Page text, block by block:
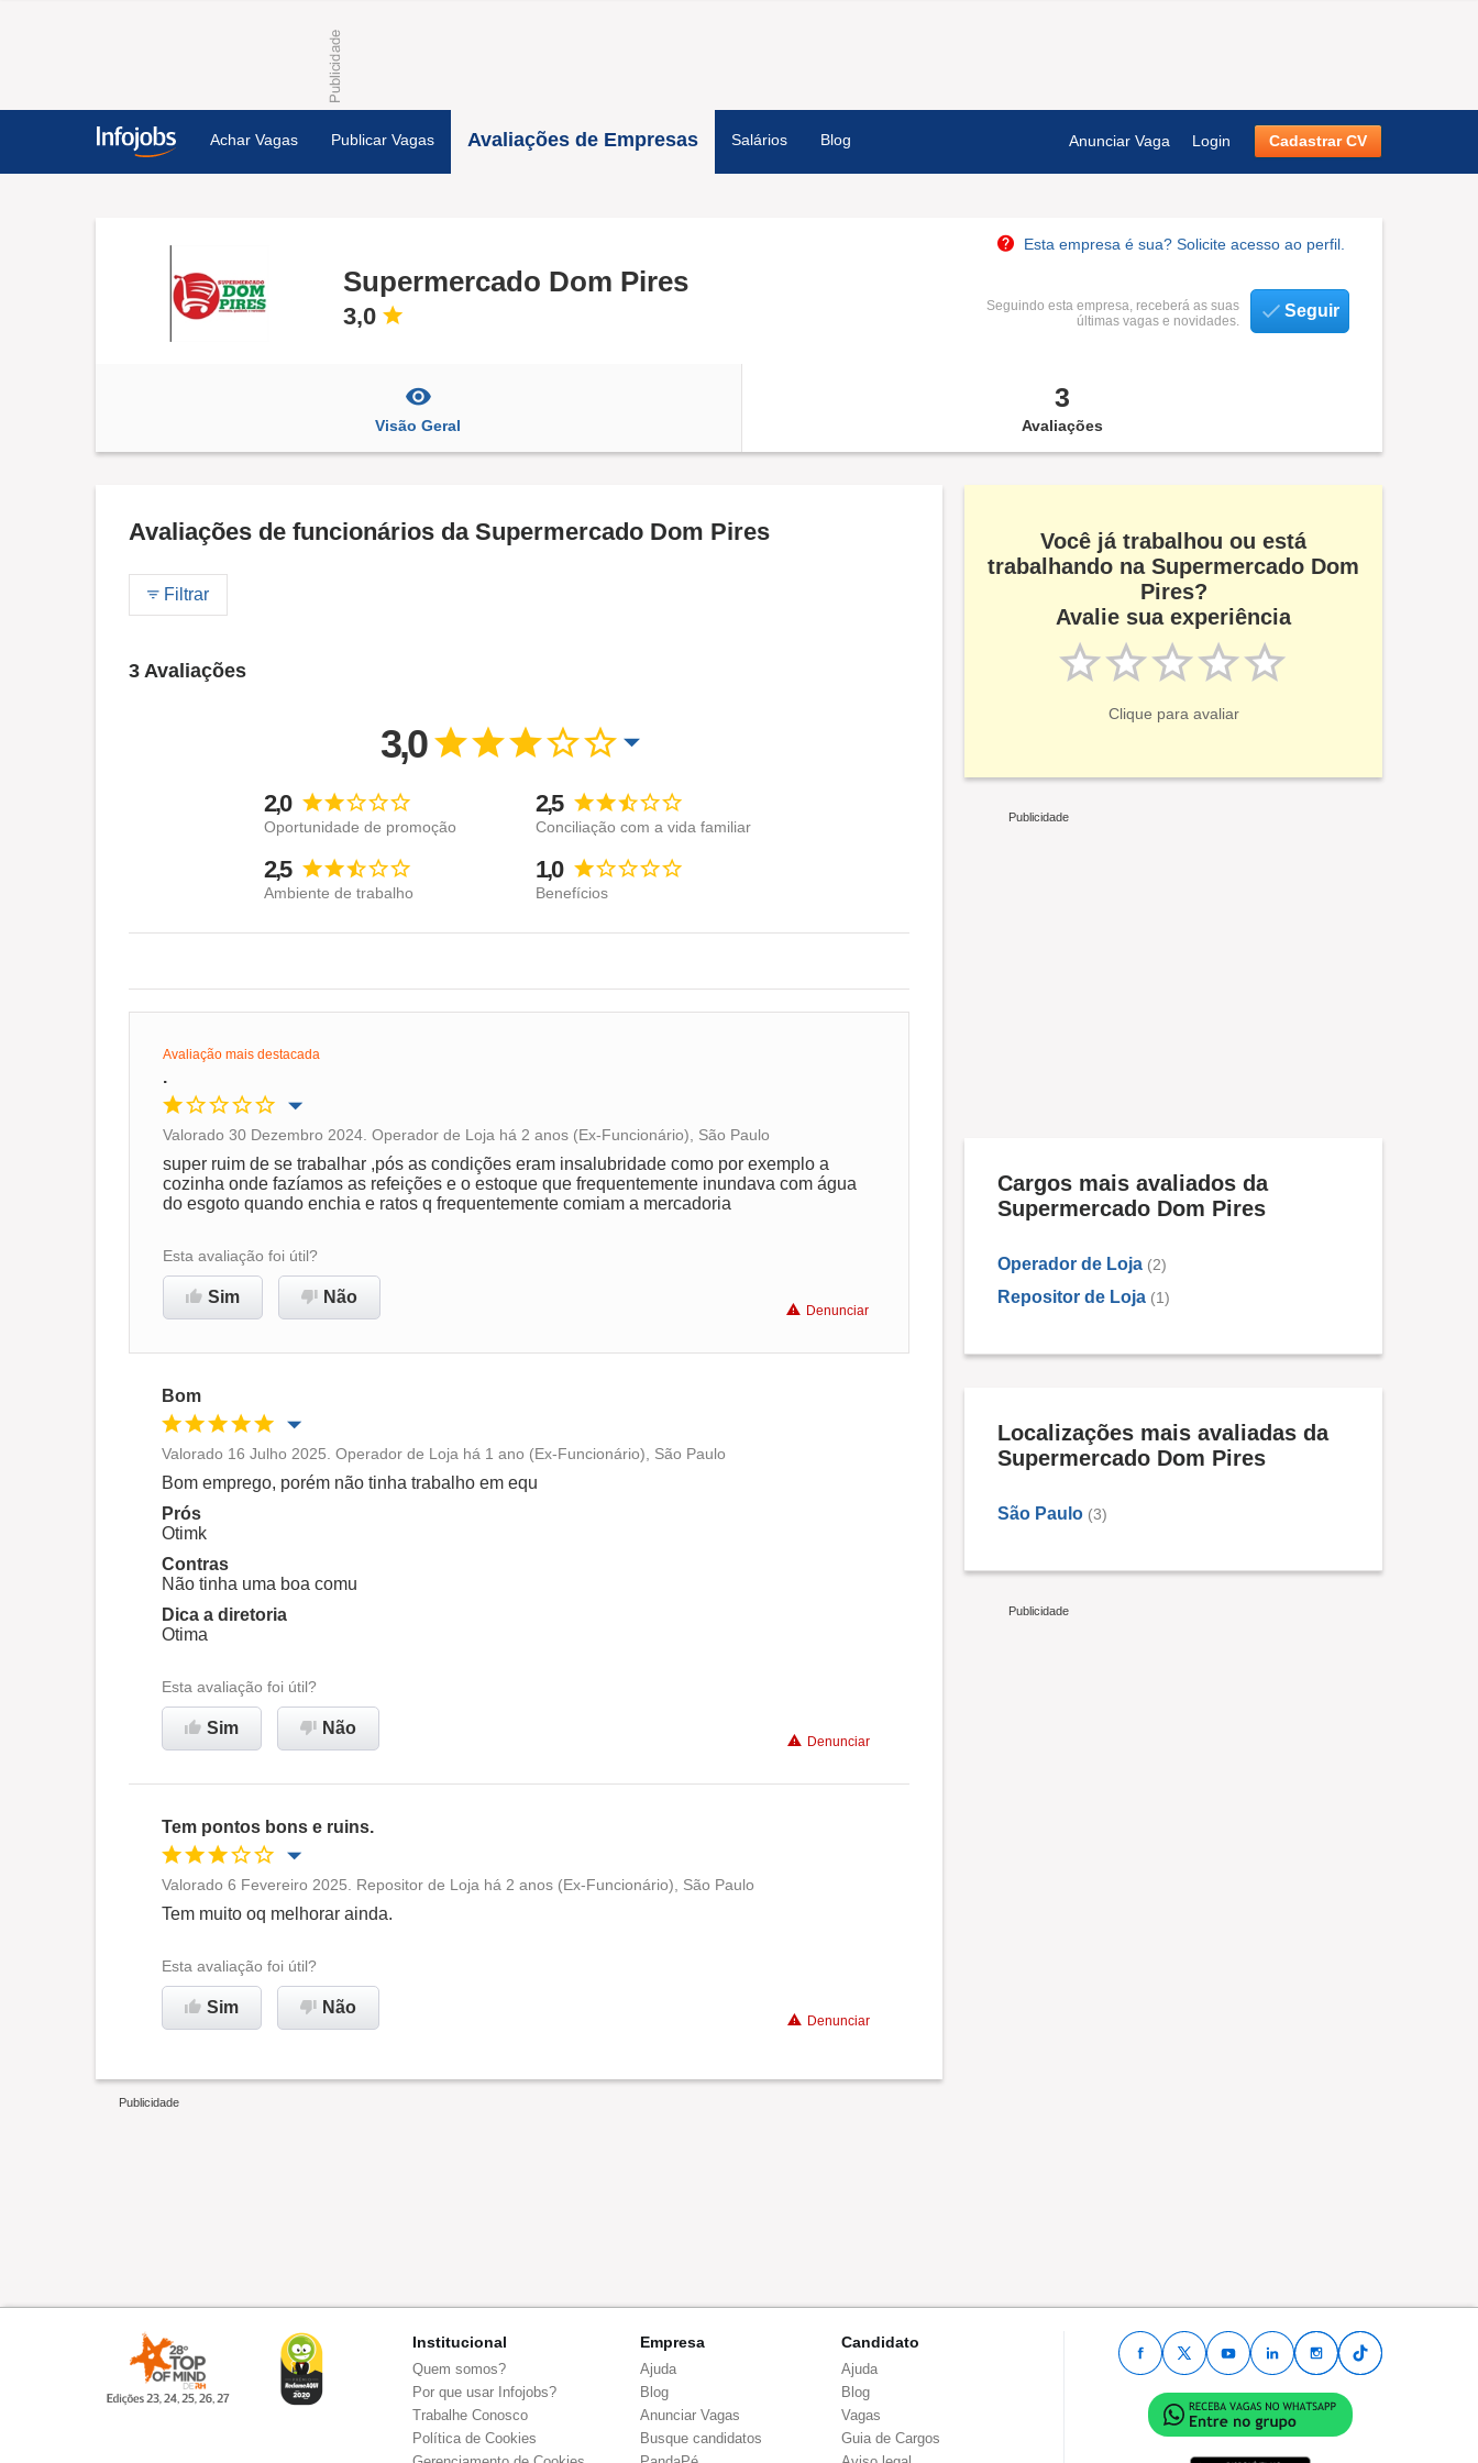
Achar Vagas Publicar Vagas Avaliações de Empresas Salários Blog Anunciar Vaga Login Cadastrar CV
Esta empresa é sua? Solicite acesso ao perfil.
Supermercado Dom Pires
3,0
Seguindo esta empresa, receberá as suas
últimas vagas e novidades.
Seguir
Visão Geral
3
Avaliações
Avaliações de funcionários da Supermercado Dom Pires
Filtrar
3 Avaliações
3,0
2,0
Oportunidade de promoção
2,5
Conciliação com a vida familiar
2,5
Ambiente de trabalho
1,0
Benefícios
Avaliação mais destacada
.
Oportunidade de promoção
Ambiente de trabalho
Conciliação com a vida familiar
Benefícios
Não recomenda esta
empresa
Valorado 30 Dezembro 2024. Operador de Loja há 2 anos (Ex-Funcionário), São Paulo
super ruim de se trabalhar ,pós as condições eram insalubridade como por exemplo a
cozinha onde fazíamos as refeições e o estoque que frequentemente inundava com água
do esgoto quando enchia e ratos q frequentemente comiam a mercadoria
Esta avaliação foi útil?
Sim Não
Denunciar
Bom
Oportunidade de promoção
Ambiente de trabalho
Conciliação com a vida familiar
Não recomenda esta
empresa
Valorado 16 Julho 2025. Operador de Loja há 1 ano (Ex-Funcionário), São Paulo
Bom emprego, porém não tinha trabalho em equ
Prós
Otimk
Contras
Não tinha uma boa comu
Dica a diretoria
Otima
Esta avaliação foi útil?
Sim Não
Denunciar
Tem pontos bons e ruins.
Oportunidade de promoção
Ambiente de trabalho
Não recomenda esta
Valorado 6 Fevereiro 2025. Repositor de Loja há 2 anos (Ex-Funcionário), São Paulo
Tem muito oq melhorar ainda.
Esta avaliação foi útil?
Sim Não
Denunciar
Você já trabalhou ou está
trabalhando na Supermercado Dom
Pires?
Avalie sua experiência
Clique para avaliar
Cargos mais avaliados da
Supermercado Dom Pires
Operador de Loja (2)
Repositor de Loja (1)
Localizações mais avaliadas da
Supermercado Dom Pires
São Paulo (3)
Institucional
Quem somos?
Por que usar Infojobs?
Trabalhe Conosco
Política de Cookies
Empresa
Ajuda
Blog
Anunciar Vagas
Busque candidatos
Candidato
Ajuda
Blog
Vagas
Guia de Cargos